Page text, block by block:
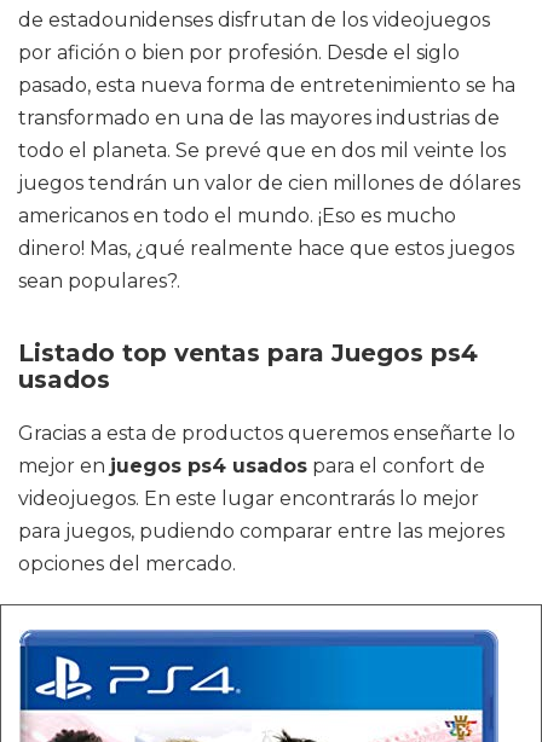
de estadounidenses disfrutan de los videojuegos
por afición o bien por profesión. Desde el siglo
pasado, esta nueva forma de entretenimiento se ha
transformado en una de las mayores industrias de
todo el planeta. Se prevé que en dos mil veinte los
juegos tendrán un valor de cien millones de dólares
americanos en todo el mundo. ¡Eso es mucho
dinero! Mas, ¿qué realmente hace que estos juegos
sean populares?.
Listado top ventas para Juegos ps4
usados
Gracias a esta de productos queremos enseñarte lo
mejor en juegos ps4 usados para el confort de
videojuegos. En este lugar encontrarás lo mejor
para juegos, pudiendo comparar entre las mejores
opciones del mercado.